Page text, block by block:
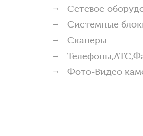
Сетевое
Системные
Сканеры
Фото-Видео